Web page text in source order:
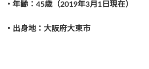
・年齢：45歳（2019年3月1日現在）
・出身地：大阪府大東市